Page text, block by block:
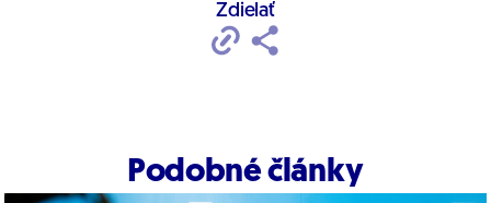
Zdielať
Podobné články